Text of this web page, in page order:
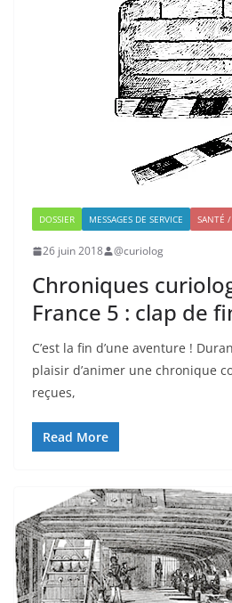
DOSSIER MESSAGES DE SERVICE SANTÉ
26 juin 2018 @curiolog
Chroniques
France 5 : clap de
C’est la fin d’une aventure !
plaisir d’animer une chronique
reçues,
Read More